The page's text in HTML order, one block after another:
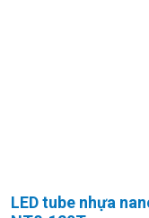
LED tube nhựa